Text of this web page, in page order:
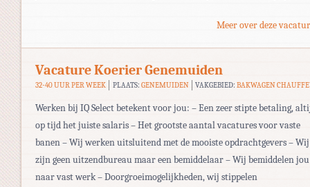
Meer over deze
Vacature Koerier Genemuiden
32-40 UUR PER WEEK PLAATS: GENEMUIDEN VAKGEBIED:BAKWAGEN
Werken bij IQ Select betekent voor jou: – Een zeer stipte betaling,
op tijd het juiste salaris – Het grootste aantal vacatures voor vaste
banen – Wij werken uitsluitend met de mooiste opdrachtgevers – Wij
zijn geen uitzendbureau maar een bemiddelaar – Wij bemiddelen jou
naar vast werk – Doorgroeimogelijkheden, wij stippelen